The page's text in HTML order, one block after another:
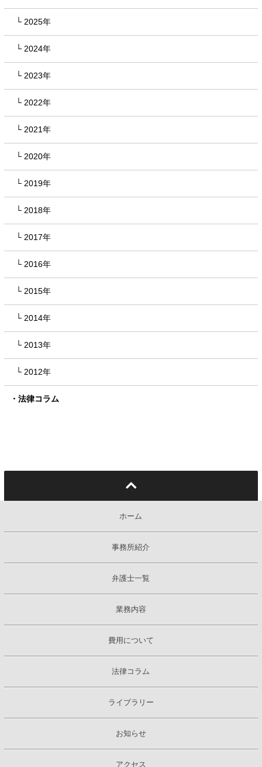
2025年
2024年
2023年
2022年
2021年
2020年
2019年
2018年
2017年
2016年
2015年
2014年
2013年
2012年
法律コラム
ホーム
事務所紹介
弁護士一覧
業務内容
費用について
法律コラム
ライブラリー
お知らせ
アクセス